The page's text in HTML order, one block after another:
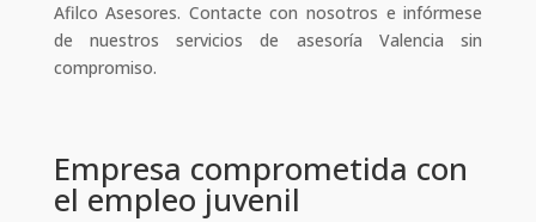
Afilco Asesores. Contacte con nosotros e infórmese
de nuestros servicios de asesoría Valencia sin
compromiso.
Empresa comprometida con
el empleo juvenil